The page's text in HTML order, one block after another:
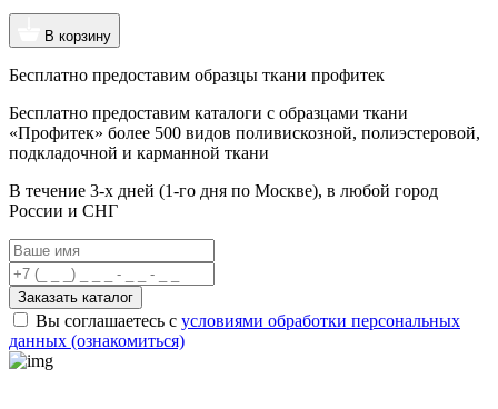
В корзину
Бесплатно предоставим образцы ткани профитек
Бесплатно предоставим каталоги с образцами ткани
«Профитек» более 500 видов поливискозной, полиэстеровой,
подкладочной и карманной ткани
В течение 3-х дней (1-го дня по Москве), в любой город
России и СНГ
Заказать каталог
Вы соглашаетесь с условиями обработки персональных
данных (ознакомиться)